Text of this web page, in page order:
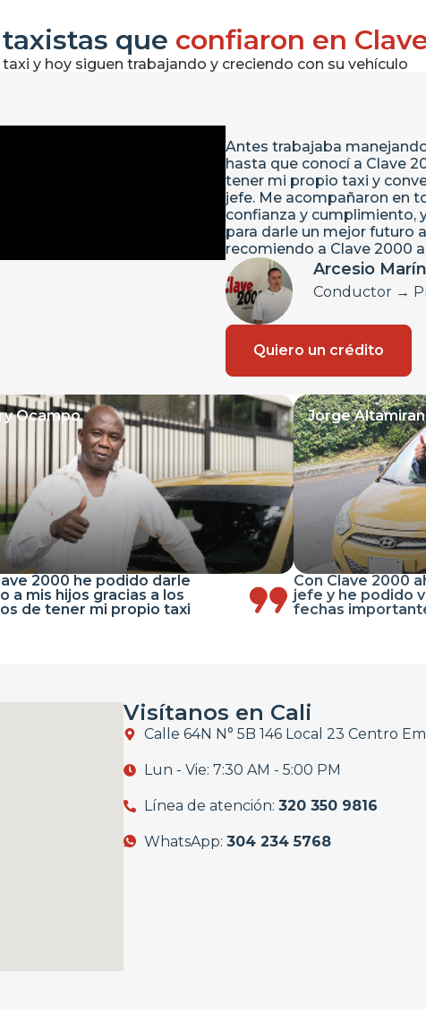
que confiaron en
y hoy siguen trabajando y creciendo con su vehículo
Antes trabajaba
hasta que conocí a Clave
tener mi propio taxi y
jefe. Me acompañaron en
confianza y cumplimiento,
para darle un mejor futuro
recomiendo a Clave 2000
Arcesio
Conductor →
Quiero un crédito
Ocampo
2000 he podido darle
a mis hijos gracias a los
de tener mi propio taxi
Jorge
Con Clave 2000
jefe y he podido
fechas
Visítanos en Cali
Calle 64N N° 5B 146 Local 23 Centro
Lun - Vie: 7:30 AM - 5:00 PM
Línea de atención: 320 350 9816
WhatsApp: 304 234 5768